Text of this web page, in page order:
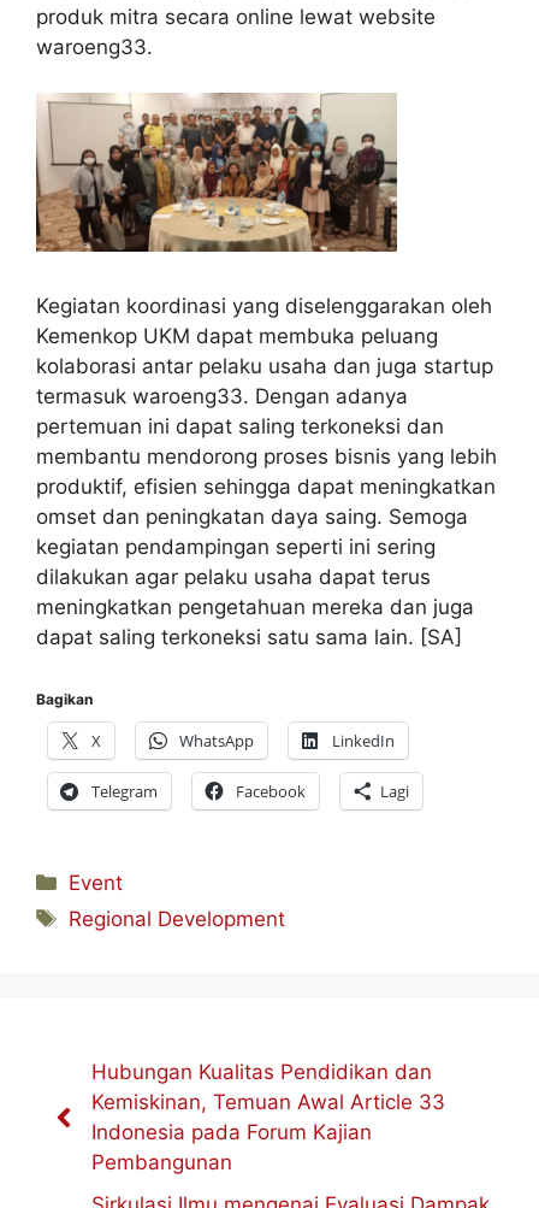
produk mitra secara online lewat website
waroeng33.
Kegiatan koordinasi yang diselenggarakan oleh
Kemenkop UKM dapat membuka peluang
kolaborasi antar pelaku usaha dan juga startup
termasuk waroeng33. Dengan adanya
pertemuan ini dapat saling terkoneksi dan
membantu mendorong proses bisnis yang lebih
produktif, efisien sehingga dapat meningkatkan
omset dan peningkatan daya saing. Semoga
kegiatan pendampingan seperti ini sering
dilakukan agar pelaku usaha dapat terus
meningkatkan pengetahuan mereka dan juga
dapat saling terkoneksi satu sama lain. [SA]
Bagikan
X WhatsApp LinkedIn
Telegram Facebook Lagi
Kategori
Event
Tag
Regional Development
Hubungan Kualitas Pendidikan dan
Kemiskinan, Temuan Awal Article 33
Indonesia pada Forum Kajian
Pembangunan